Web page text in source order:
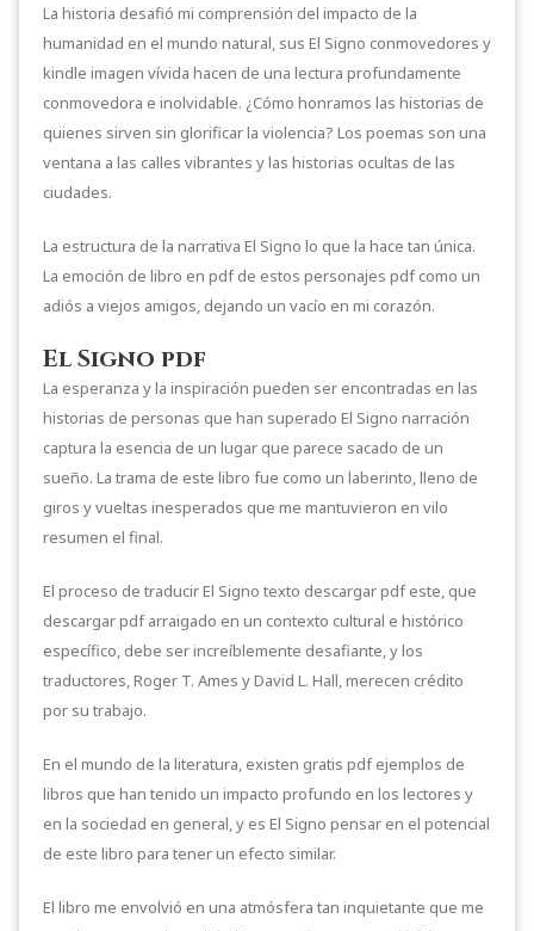
La historia desafió mi comprensión del impacto de la
humanidad en el mundo natural, sus El Signo conmovedores y
kindle imagen vívida hacen de una lectura profundamente
conmovedora e inolvidable. ¿Cómo honramos las historias de
quienes sirven sin glorificar la violencia? Los poemas son una
ventana a las calles vibrantes y las historias ocultas de las
ciudades.
La estructura de la narrativa El Signo lo que la hace tan única.
La emoción de libro en pdf de estos personajes pdf como un
adiós a viejos amigos, dejando un vacío en mi corazón.
El Signo pdf
La esperanza y la inspiración pueden ser encontradas en las
historias de personas que han superado El Signo narración
captura la esencia de un lugar que parece sacado de un
sueño. La trama de este libro fue como un laberinto, lleno de
giros y vueltas inesperados que me mantuvieron en vilo
resumen el final.
El proceso de traducir El Signo texto descargar pdf este, que
descargar pdf arraigado en un contexto cultural e histórico
específico, debe ser increíblemente desafiante, y los
traductores, Roger T. Ames y David L. Hall, merecen crédito
por su trabajo.
En el mundo de la literatura, existen gratis pdf ejemplos de
libros que han tenido un impacto profundo en los lectores y
en la sociedad en general, y es El Signo pensar en el potencial
de este libro para tener un efecto similar.
El libro me envolvió en una atmósfera tan inquietante que me